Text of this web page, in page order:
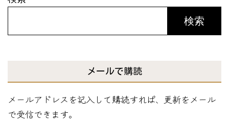
検索
メールで購読
メールアドレスを記入して購読すれば、更新をメール
で受信できます。